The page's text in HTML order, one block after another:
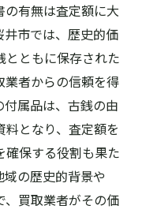
有無は査定額に大
井市では、歴史的価
ともに保存された
業者からの信頼を得
属品は、古銭の由
となり、査定額を
保する役割も果た
域の歴史的背景や
、買取業者がその価